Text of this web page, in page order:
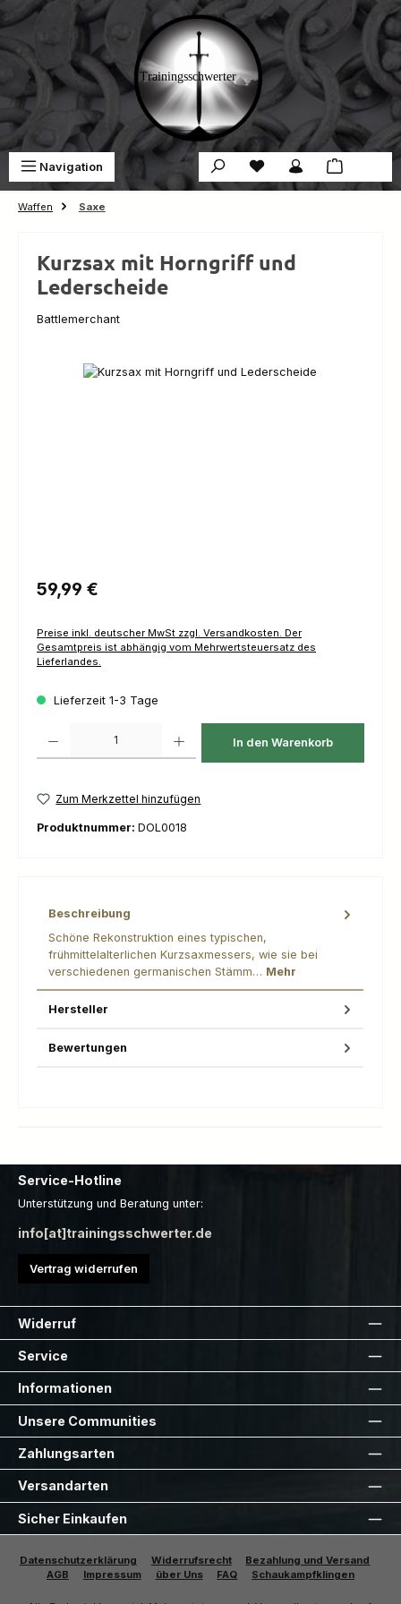
Zum Hauptinhalt springen
Navigation Du hast 0 Produkte auf
Waffen Saxe
Kurzsax mit Horngriff und
Lederscheide
Battlemerchant
Bildergalerie überspringen
Regulärer Preis:
59,99 €
Preise inkl. deutscher MwSt zzgl. Versandkosten. Der
Gesamtpreis ist abhängig vom Mehrwertsteuersatz des
Lieferlandes.
Lieferzeit 1-3 Tage
In den Warenkorb
Zum Merkzettel hinzufügen
Produktnummer: DOL0018
Beschreibung
Schöne Rekonstruktion eines typischen,
frühmittelalterlichen Kurzsaxmessers, wie sie bei
verschiedenen germanischen Stämm… Mehr
Hersteller
Bewertungen
Service-Hotline
Unterstützung und Beratung unter:
info[at]trainingsschwerter.de
Vertrag widerrufen
Widerruf
Service
Informationen
Unsere Communities
Zahlungsarten
Versandarten
Sicher Einkaufen
Datenschutzerklärung Widerrufsrecht
Bezahlung und Versand
AGB
Impressum über Uns FAQ Schaukampfklingen